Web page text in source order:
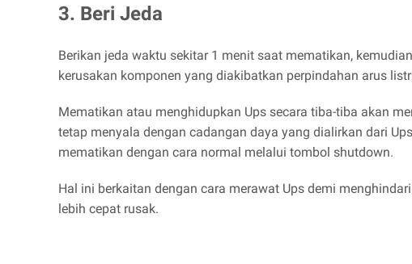
3. Beri Jeda
Berikan jeda waktu sekitar 1 menit saat mematikan,
kerusakan komponen yang diakibatkan perpindahan arus
Mematikan atau menghidupkan Ups secara tiba-tiba akan
tetap menyala dengan cadangan daya yang dialirkan dari
mematikan dengan cara normal melalui tombol shutdown.
Hal ini berkaitan dengan cara merawat Ups demi
lebih cepat rusak.